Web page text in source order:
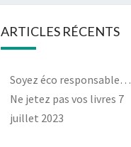
ARTICLES RÉCENTS
Soyez éco responsable…
Ne jetez pas vos livres 7
juillet 2023